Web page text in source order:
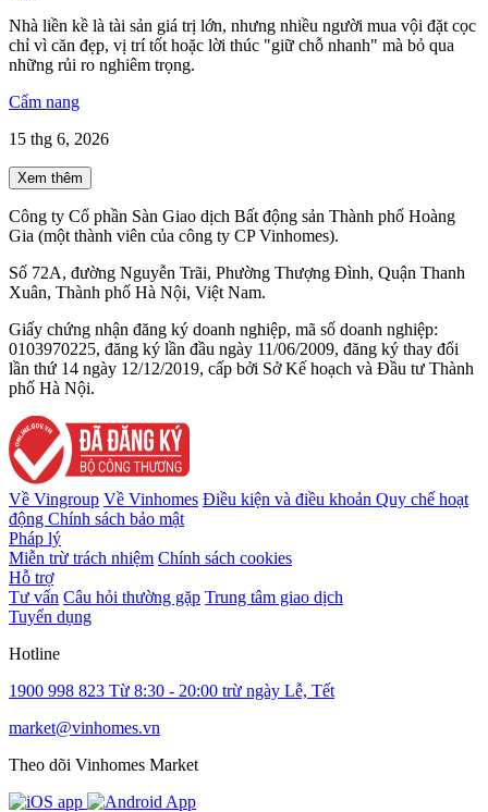
Nhà liền kề là tài sản giá trị lớn, nhưng nhiều người mua vội đặt cọc
chỉ vì căn đẹp, vị trí tốt hoặc lời thúc "giữ chỗ nhanh" mà bỏ qua
những rủi ro nghiêm trọng.
Cẩm nang
15 thg 6, 2026
Xem thêm
Công ty Cổ phần Sàn Giao dịch Bất động sản Thành phố Hoàng
Gia (một thành viên của công ty CP Vinhomes).
Số 72A, đường Nguyễn Trãi, Phường Thượng Đình, Quận Thanh
Xuân, Thành phố Hà Nội, Việt Nam.
Giấy chứng nhận đăng ký doanh nghiệp, mã số doanh nghiệp:
0103970225, đăng ký lần đầu ngày 11/06/2009, đăng ký thay đổi
lần thứ 14 ngày 12/12/2019, cấp bởi Sở Kế hoạch và Đầu tư Thành
phố Hà Nội.
Về Vingroup Về Vinhomes Điều kiện và điều khoản Quy chế hoạt
động Chính sách bảo mật
Pháp lý
Miễn trừ trách nhiệm Chính sách cookies
Hỗ trợ
Tư vấn Câu hỏi thường gặp Trung tâm giao dịch
Tuyển dụng
Hotline
1900 998 823 Từ 8:30 - 20:00 trừ ngày Lễ, Tết
market@vinhomes.vn
Theo dõi Vinhomes Market